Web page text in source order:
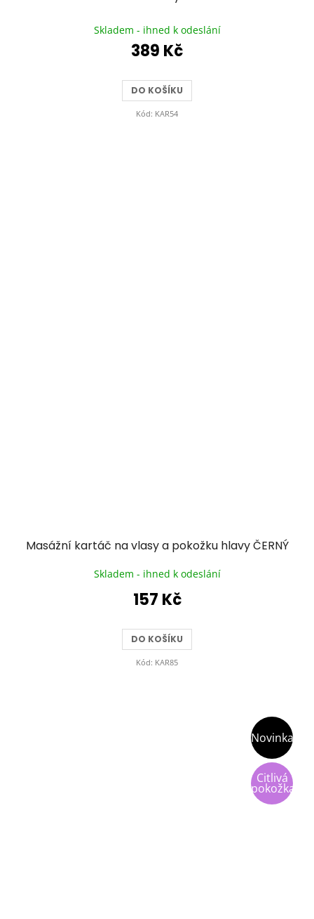
hodnocení
produktu
je
z
5
hvězdiček.
Skladem - ihned k odeslání
389 Kč
DO KOŠÍKU
Kód: KAR54
Masážní kartáč na vlasy a pokožku hlavy ČERNÝ
Skladem - ihned k odeslání
157 Kč
DO KOŠÍKU
Kód: KAR85
Novinka
Citlivá
pokožka